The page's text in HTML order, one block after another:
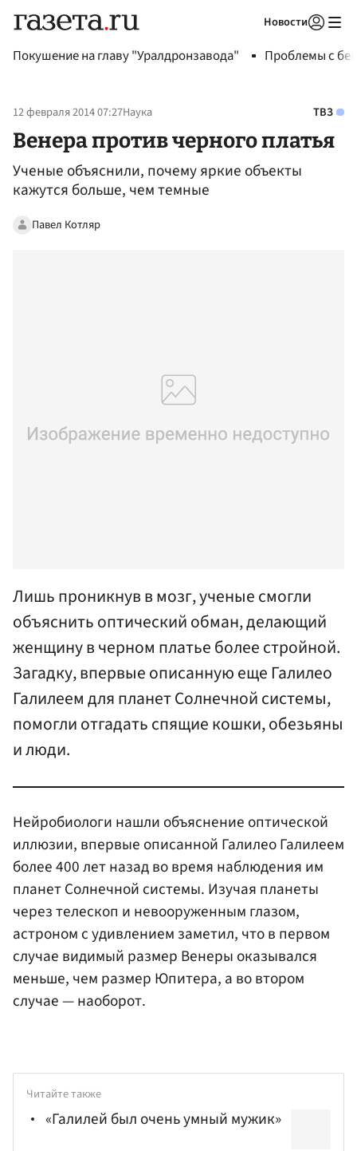
Новости
Покушение на главу "Уралдронзавода" Проблемы с
12 февраля 2014 07:27Наука ТВЗ
Венера против черного платья
Ученые объяснили, почему яркие объекты
кажутся больше, чем темные
Павел Котляр
Лишь проникнув в мозг, ученые смогли
объяснить оптический обман, делающий
женщину в черном платье более стройной.
Загадку, впервые описанную еще Галилео
Галилеем для планет Солнечной системы,
помогли отгадать спящие кошки, обезьяны
и люди.
Нейробиологи нашли объяснение оптической
иллюзии, впервые описанной Галилео Галилеем
более 400 лет назад во время наблюдения им
планет Солнечной системы. Изучая планеты
через телескоп и невооруженным глазом,
астроном с удивлением заметил, что в первом
случае видимый размер Венеры оказывался
меньше, чем размер Юпитера, а во втором
случае — наоборот.
Читайте также
«Галилей был очень умный мужик»